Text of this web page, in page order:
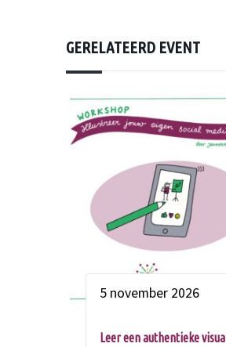
GERELATEERD EVENT
5 november 2026
Leer een authentieke visual